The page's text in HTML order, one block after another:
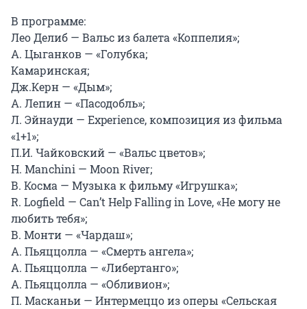
В программе:
Лео Делиб — Вальс из балета «Коппелия»;
А. Цыганков — «Голубка;
Камаринская;
Дж.Керн — «Дым»;
А. Лепин — «Пасодобль»;
Л. Эйнауди — Experience, композиция из фильма
«1+1»;
П.И. Чайковский — «Вальс цветов»;
H. Manchini — Moon River;
В. Косма — Музыка к фильму «Игрушка»;
R. Logfield — Can’t Help Falling in Love, «Не могу не
любить тебя»;
В. Монти — «Чардаш»;
А. Пьяццолла — «Смерть ангела»;
А. Пьяццолла — «Либертанго»;
А. Пьяццолла — «Обливион»;
П. Масканьи — Интермеццо из оперы «Сельская